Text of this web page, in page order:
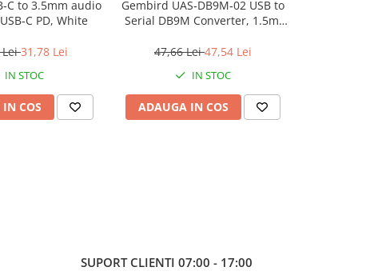
to 3.5mm audio
PD, White
Lei31,78 Lei
IN STOC
COS
Gembird UAS‑DB9M‑02 USB to
Serial DB9M Converter, 1.5m,
47,66 Lei47,54 Lei
IN STOC
ADAUGA IN COS
SUPORT CLIENTI 07:00 - 17:00